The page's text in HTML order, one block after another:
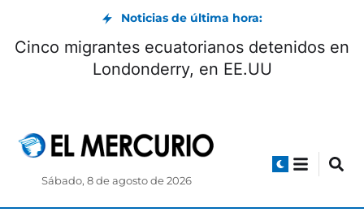
Noticias de última hora:
Cinco migrantes ecuatorianos detenidos en
Londonderry, en EE.UU
Sábado, 8 de agosto de 2026